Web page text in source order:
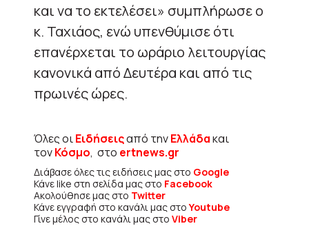
και να το εκτελέσει» συμπλήρωσε ο
κ. Ταχιάος, ενώ υπενθύμισε ότι
επανέρχεται το ωράριο λειτουργίας
κανονικά από Δευτέρα και από τις
πρωινές ώρες.
Όλες οιΕιδήσειςαπό τηνΕλλάδακαι
τονΚόσμο, στο ertnews.gr
Διάβασε όλες τις ειδήσεις μας στο Google
Κάνε like στη σελίδα μας στο Facebook
Ακολούθησε μας στο Twitter
Κάνε εγγραφή στο κανάλι μας στοYoutube
Γίνε μέλος στο κανάλι μας στο Viber